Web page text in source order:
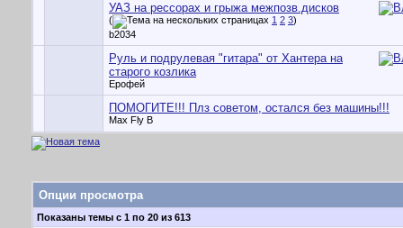
УАЗ на рессорах и грыжа межпозв.дисков
( 1 2 3)
b2034
Руль и подрулевая "гитара" от Хантера на
старого козлика
Ерофей
ПОМОГИТЕ!!! Плз советом, остался без машины!!!
Max Fly B
Опции просмотра
Показаны темы с 1 по 20 из 613